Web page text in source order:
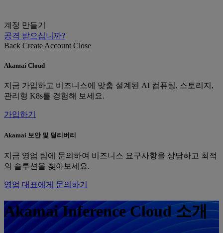
계정 만들기
공격 받으십니까?
Back Create Account Close
Akamai Cloud
지금 가입하고 비즈니스에 맞춤 설계된 AI 컴퓨팅, 스토리지,
관리형 K8s를 경험해 보세요.
가입하기
Akamai 보안 및 딜리버리
지금 영업 팀에 문의하여 비즈니스 요구사항을 상담하고 최적
의 솔루션을 찾아보세요.
영업 대표에게 문의하기
Akamai Inference Cloud 소개